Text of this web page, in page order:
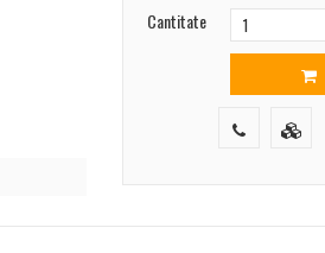
Cantitate